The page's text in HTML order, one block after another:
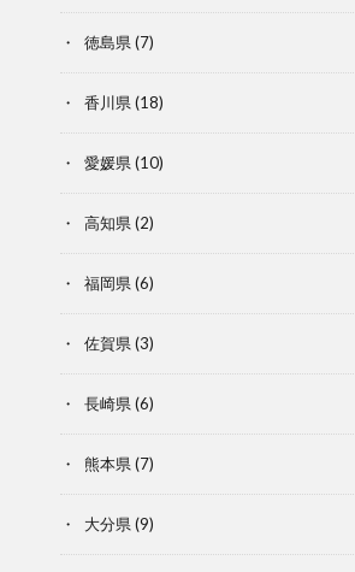
徳島県(7)
香川県(18)
愛媛県(10)
高知県(2)
福岡県(6)
佐賀県(3)
長崎県(6)
熊本県(7)
大分県(9)